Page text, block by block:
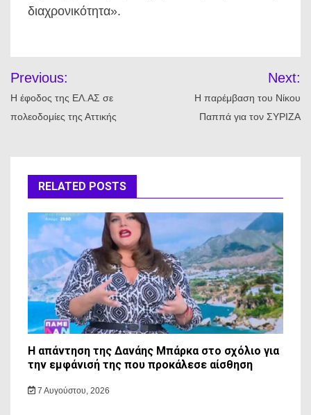
διαχρονικότητα».
άρθρων
Previous:
Η έφοδος της ΕΛ.ΑΣ σε
πολεοδομίες της Αττικής
Next:
Η παρέμβαση του Νίκου
Παππά για τον ΣΥΡΙΖΑ
RELATED POSTS
Η απάντηση της Δανάης Μπάρκα στο σχόλιο για
την εμφάνισή της που προκάλεσε αίσθηση
7 Αυγούστου, 2026